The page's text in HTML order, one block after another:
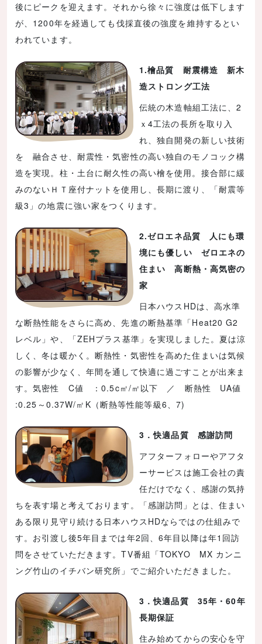
後にピークを迎えます。それから徐々に強度は低下します
が、1200年を経過しても伐採直後の強度を維持するとい
われています。
1.檜品質 耐震構造 新木
造ストロング工法
伝統の木造軸組工法に、2
ｘ4工法の長所を取り入
れ、独自開発の新しい技術
を 融合させ、耐震性・気密性の高い独自のモノコック構
造を実現。柱・土台に耐久性の高い檜を使用。接合部に緩
みのないＨＴ座付ナットを使用し、長期に渡り、「耐震等
級3」の地震に強い家をつくります。
2.ゼロエネ品質 人にも環
境にも優しい ゼロエネの
住まい 高断熱・高気密の
家
日本ハウスHDは、高水準
な断熱性能をさらに高め、先進の断熱基準「Heat20 G2
レベル」や、「ZEHプラス基準」を実現しました。夏は涼
しく、冬は暖かく。断熱性・気密性を高めた住まいは気候
の影響が少なく、年間を通して快適に過ごすことが出来ま
す。気密性 C値 ：0.5c㎡/㎡以下 ／ 断熱性 UA値
:0.25～0.37W/㎡K（断熱等性能等級6、7)
3．快適品質 感謝訪問
アフターフォローやアフタ
ーサービスは施工会社の責
任だけでなく、感謝の気持
ちを表す場と考えております。「感謝訪問」とは、住まい
ある限り見守り続ける日本ハウスHDならではの仕組みで
す。お引渡し後5年目までは年2回、6年目以降は年1回訪
問をさせていただきます。TV番組「TOKYO MX カンニ
ング竹山のイチバン研究所」でご紹介いただきました。
3．快適品質 35年・60年
長期保証
住み始めてからの安心を守